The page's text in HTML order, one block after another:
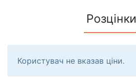
Розцінки
Користувач не вказав ціни.